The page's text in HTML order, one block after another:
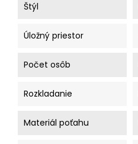
Štýl
Úložný priestor
Počet osôb
Rozkladanie
Materiál poťahu